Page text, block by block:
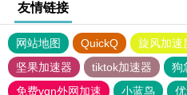
友情链接
网站地图 QuickQ 旋风加速
坚果加速器
tiktok加速器
狗
免费vqn外网加速
小蓝鸟